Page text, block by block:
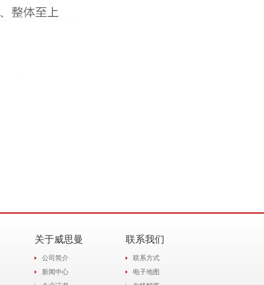
关于威思曼
公司简介
新闻中心
联系我们
联系方式
电子地图